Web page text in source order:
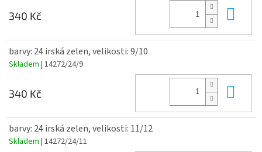
340 Kč
barvy: 24 irská zelen, velikosti: 9/10
Skladem | 14272/24/9
340 Kč
barvy: 24 irská zelen, velikosti: 11/12
Skladem | 14272/24/11